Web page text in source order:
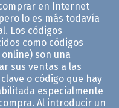
en Internet
lo es más todavía
Los códigos
como códigos
son una
sus ventas a las
o código que hay
especialmente
Al introducir un